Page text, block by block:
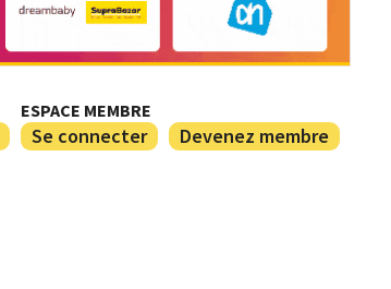
ESPACE MEMBRE
Se connecter Devenez membre